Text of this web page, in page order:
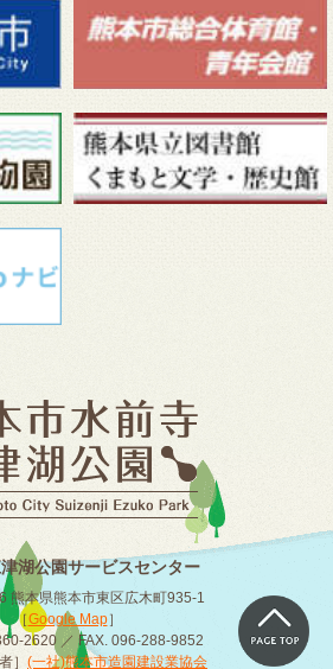
湖公園サービスセンター
熊本県熊本市東区広木町935-1
［Google Map］
2620 ／ FAX. 096-288-9852
］ (一社)熊本市造園建設業協会